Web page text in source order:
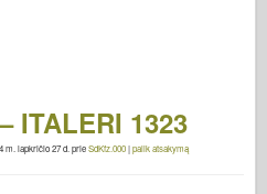
ITALERI 1323
m. lapkričio 27 d. prieSdKfz.000|palik atsakymą